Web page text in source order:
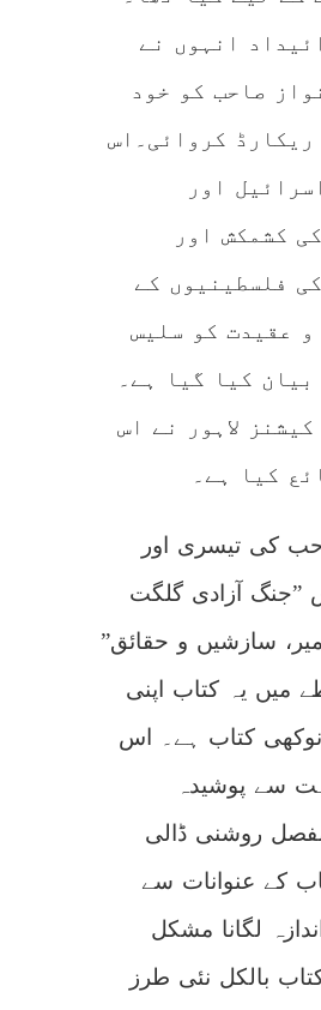
انہوں نے
صاحب کو خود
کروائی۔اس
اور
کشمکش اور
فلسطینیوں کے
و عقیدت کو سلیس
بیان کیا گیا ہے۔
لاہور نے اس
کیا ہے۔
کی تیسری اور
”جنگ آزادی گلگت
سازشیں و حقائق”
میں یہ کتاب اپنی
کتاب ہے۔ اس
سے پوشیدہ
روشنی ڈالی
کے عنوانات سے
لگانا مشکل
بالکل نئی طرز